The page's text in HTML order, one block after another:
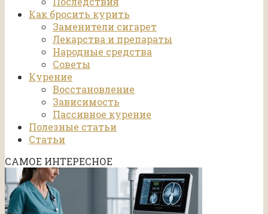
Как бросить курить
Заменители сигарет
Лекарства и препараты
Народные средства
Советы
Курение
Восстановление
Зависимость
Пассивное курение
Полезные статьи
Статьи
САМОЕ ИНТЕРЕСНОЕ